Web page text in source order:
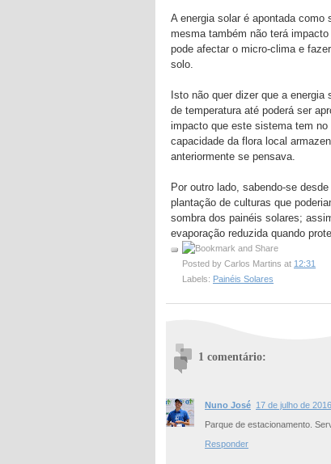
A energia solar é apontada como
mesma também não terá
pode afectar o micro-clima e fazer
solo.
Isto não quer dizer que a
de temperatura até poderá ser
impacto que este sistema tem
capacidade da flora local
anteriormente se pensava.
Por outro lado, sabendo-se
plantação de culturas que
sombra dos painéis solares;
evaporação reduzida quando
Posted by Carlos Martins at 12:31
Labels: Painéis Solares
1 comentário:
Nuno José 17 de julho de
Parque de estacionamento.
Responder